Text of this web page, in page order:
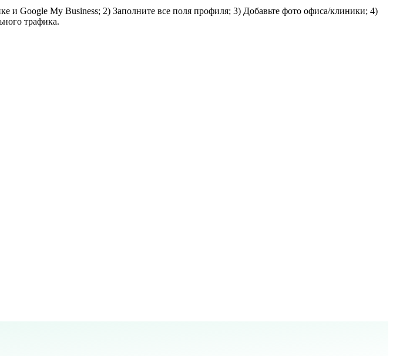
и Google My Business; 2) Заполните все поля профиля; 3) Добавьте фото офиса/клиники; 4)
трафика.